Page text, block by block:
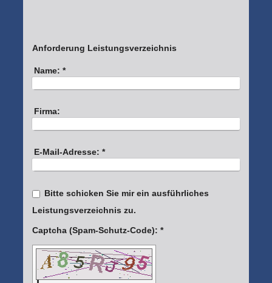
Anforderung Leistungsverzeichnis
Name: *
Firma:
E-Mail-Adresse: *
Bitte schicken Sie mir ein ausführliches
Leistungsverzeichnis zu.
Captcha (Spam-Schutz-Code): *